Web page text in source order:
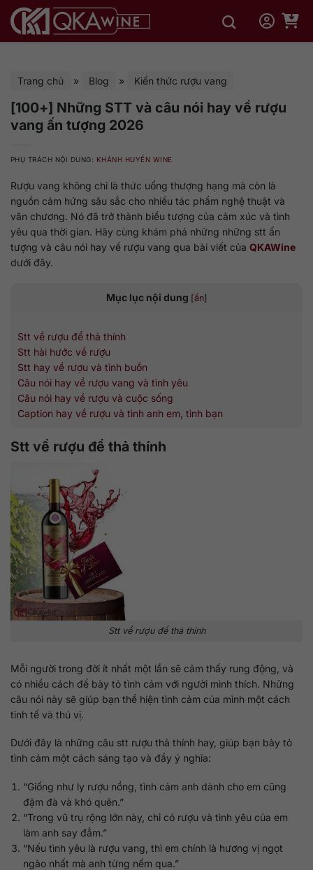
qua
Trang chủ » Blog » Kiến thức rượu vang
[100+] Những STT và câu nói hay về rượu
vang ấn tượng 2026
PHỤ TRÁCH NỘI DUNG: KHÁNH HUYỀN WINE
Rượu vang không chỉ là thức uống thượng hạng mà còn là
nguồn cảm hứng sâu sắc cho nhiều tác phẩm nghệ thuật và
văn chương. Nó đã trở thành biểu tượng của cảm xúc và tình
yêu qua thời gian. Hãy cùng khám phá những những stt ấn
tượng và câu nói hay về rượu vang qua bài viết của QKAWine
dưới đây.
Mục lục nội dung [ẩn]
Stt về rượu để thả thính
Stt hài hước về rượu
Stt hay về rượu và tình buồn
Câu nói hay về rượu vang và tình yêu
Câu nói hay về rượu và cuộc sống
Caption hay về rượu và tình anh em, tình bạn
Stt về rượu để thả thính
Stt về rượu để thả thính
Mỗi người trong đời ít nhất một lần sẽ cảm thấy rung động, và
có nhiều cách để bày tỏ tình cảm với người mình thích. Những
câu nói này sẽ giúp bạn thể hiện tình cảm của mình một cách
tinh tế và thú vị.
Dưới đây là những câu stt rượu thả thính hay, giúp bạn bày tỏ
tình cảm một cách sáng tạo và đầy ý nghĩa:
“Giống như ly rượu nồng, tình cảm anh dành cho em cũng
đậm đà và khó quên.”
“Trong vũ trụ rộng lớn này, chỉ có rượu và tình yêu của em
làm anh say đắm.”
“Nếu tình yêu là rượu vang, thì em chính là hương vị ngọt
ngào nhất mà anh từng nếm qua.”